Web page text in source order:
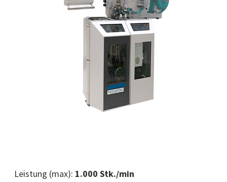
Leistung (max): 1.000 Stk./min